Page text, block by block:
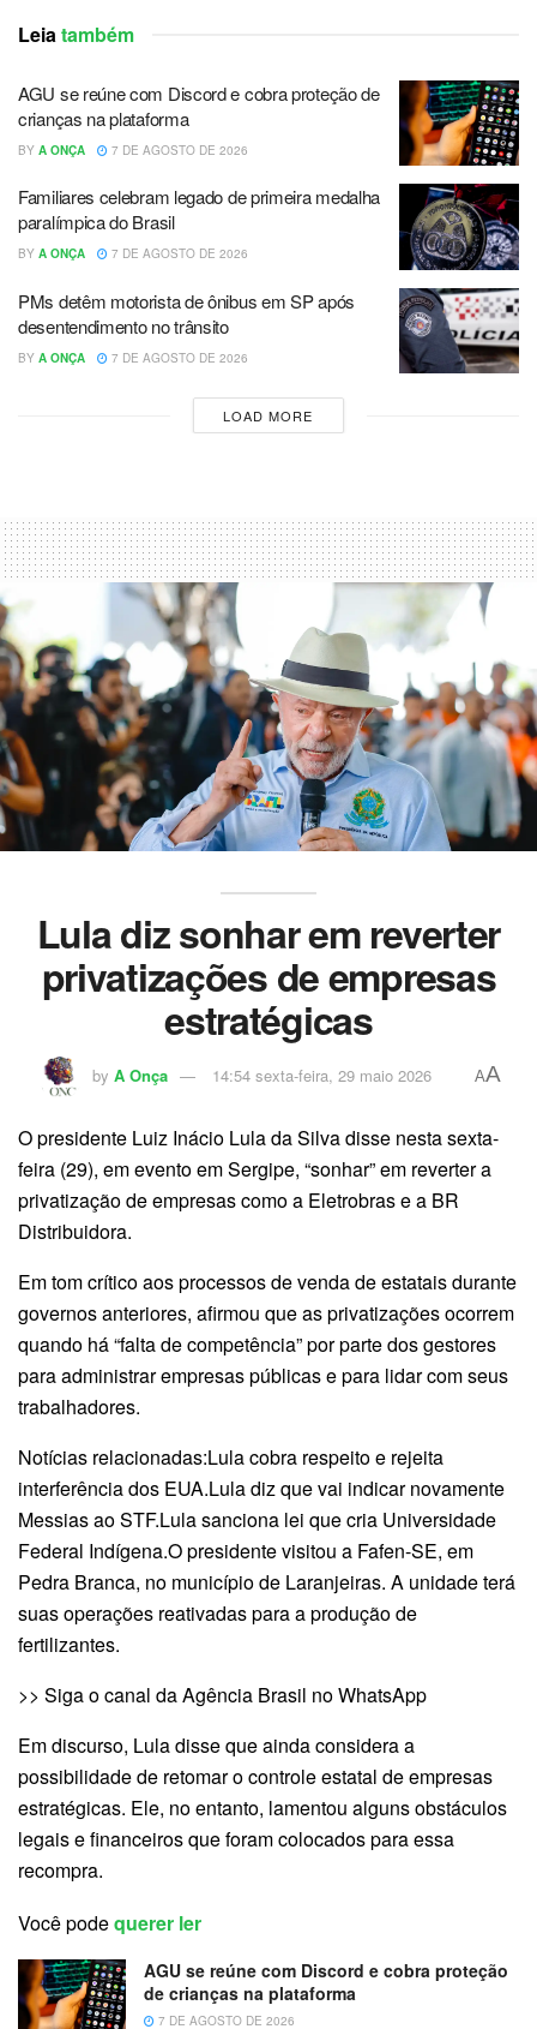
Leia também
AGU se reúne com Discord e cobra proteção de
crianças na plataforma
BY A ONÇA 7 DE AGOSTO DE 2026
Familiares celebram legado de primeira medalha
paralímpica do Brasil
BY A ONÇA 7 DE AGOSTO DE 2026
PMs detêm motorista de ônibus em SP após
desentendimento no trânsito
BY A ONÇA 7 DE AGOSTO DE 2026
LOAD MORE
Lula diz sonhar em reverter
privatizações de empresas
estratégicas
by A Onça 14:54 sexta-feira, 29 maio 2026 AA
O presidente Luiz Inácio Lula da Silva disse nesta sexta-
feira (29), em evento em Sergipe, “sonhar” em reverter a
privatização de empresas como a Eletrobras e a BR
Distribuidora.
Em tom crítico aos processos de venda de estatais durante
governos anteriores, afirmou que as privatizações ocorrem
quando há “falta de competência” por parte dos gestores
para administrar empresas públicas e para lidar com seus
trabalhadores.
Notícias relacionadas:Lula cobra respeito e rejeita
interferência dos EUA.Lula diz que vai indicar novamente
Messias ao STF.Lula sanciona lei que cria Universidade
Federal Indígena.O presidente visitou a Fafen-SE, em
Pedra Branca, no município de Laranjeiras. A unidade terá
suas operações reativadas para a produção de
fertilizantes.
>> Siga o canal da Agência Brasil no WhatsApp
Em discurso, Lula disse que ainda considera a
possibilidade de retomar o controle estatal de empresas
estratégicas. Ele, no entanto, lamentou alguns obstáculos
legais e financeiros que foram colocados para essa
recompra.
Você podequerer ler
AGU se reúne com Discord e cobra proteção
de crianças na plataforma
7 DE AGOSTO DE 2026